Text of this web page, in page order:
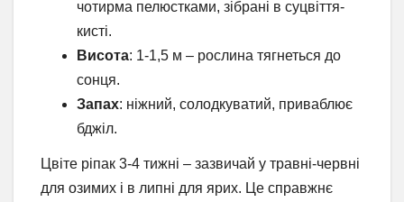
чотирма пелюстками, зібрані в суцвіття-
кисті.
Висота: 1-1,5 м – рослина тягнеться до
сонця.
Запах: ніжний, солодкуватий, приваблює
бджіл.
Цвіте ріпак 3-4 тижні – зазвичай у травні-червні
для озимих і в липні для ярих. Це справжнє